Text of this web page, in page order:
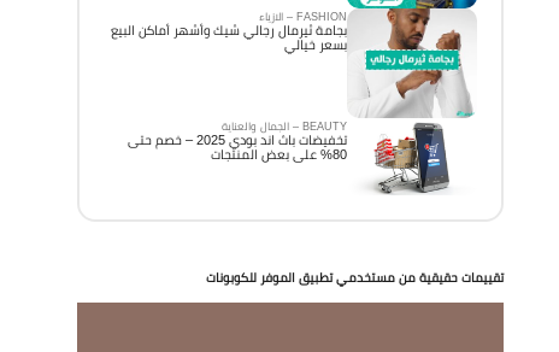
FASHION – الازياء
بجامة ثيرمال رجالي شيك وأشهر أماكن البيع
بسعر خيالي
BEAUTY – الجمال والعناية
تخفيضات باث اند بودي 2025 – خصم حتى
80% على بعض المنتجات
تقييمات حقيقية من مستخدمي تطبيق الموفر للكوبونات